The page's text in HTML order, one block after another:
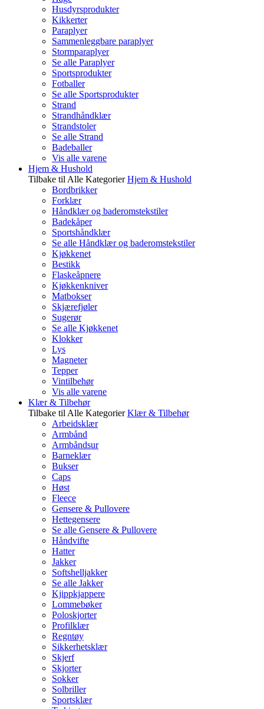
Husdyrsprodukter
Kikkerter
Paraplyer
Sammenleggbare paraplyer
Stormparaplyer
Se alle Paraplyer
Sportsprodukter
Fotballer
Se alle Sportsprodukter
Strand
Strandhåndklær
Strandstoler
Se alle Strand
Badeballer
Vis alle varene
Hjem & Hushold
Tilbake til Alle Kategorier Hjem & Hushold
Bordbrikker
Forklær
Håndklær og baderomstekstiler
Badekåper
Sportshåndklær
Se alle Håndklær og baderomstekstiler
Kjøkkenet
Bestikk
Flaskeåpnere
Kjøkkenkniver
Matbokser
Skjærefjøler
Sugerør
Se alle Kjøkkenet
Klokker
Lys
Magneter
Tepper
Vintilbehør
Vis alle varene
Klær & Tilbehør
Tilbake til Alle Kategorier Klær & Tilbehør
Arbeidsklær
Armbånd
Armbåndsur
Barneklær
Bukser
Caps
Høst
Fleece
Gensere & Pullovere
Hettegensere
Se alle Gensere & Pullovere
Håndvifte
Hatter
Jakker
Softshelljakker
Se alle Jakker
Kjippkjappere
Lommebøker
Poloskjorter
Profilklær
Regntøy
Sikkerhetsklær
Skjerf
Skjorter
Sokker
Solbriller
Sportsklær